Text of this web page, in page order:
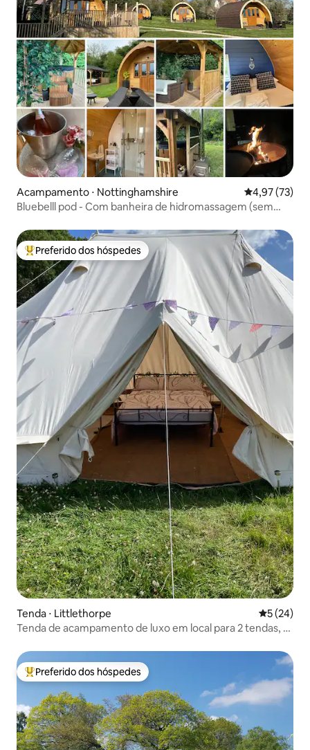
Acampamento ⋅ Nottinghamshire 4,97 de uma
4,97 (73)
Bluebelll pod - Com banheira de hidromassagem (sem
Entre os melhores preferidos dos hóspedes
Preferido dos hóspedes
Tenda ⋅ Littlethorpe 5 de uma
5 (24)
Tenda de acampamento de luxo em local para 2 tendas, a
Entre os melhores preferidos dos hóspedes
Preferido dos hóspedes